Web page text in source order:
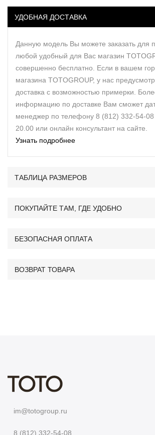
УДОБНАЯ ДОСТАВКА
Данную модель Вы можете заказать для
любой удобный для Вас магазин
совершенно бесплатно. Если в вашем
магазина TOTOGROUP, у нас
доставка с возможностью примерки.
информацию по доставке Вам сможет
менеджер по телефону 8 (812) 332-54-08
20.00 или онлайн консультант на сайте.
Узнать подробнее
ТАБЛИЦА РАЗМЕРОВ
ПОКУПАЙТЕ ТАМ, ГДЕ УДОБНО
БЕЗОПАСНАЯ ОПЛАТА
ВОЗВРАТ ТОВАРА
im@totogroup.ru
8 (812) 332-54-08